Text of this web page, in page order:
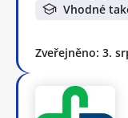
Vhodné
Zveřejněno: 3.